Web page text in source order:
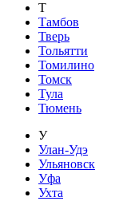
Т
Тамбов
Тверь
Тольятти
Томилино
Томск
Тула
Тюмень
У
Улан-Удэ
Ульяновск
Уфа
Ухта